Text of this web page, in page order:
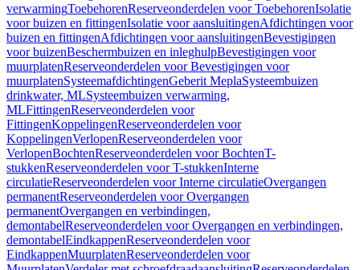
verwarmingToebehorenReserveonderdelen voor ToebehorenIsolatie
voor buizen en fittingenIsolatie voor aansluitingenAfdichtingen voor
buizen en fittingenAfdichtingen voor aansluitingenBevestigingen
voor buizenBeschermbuizen en inleghulpBevestigingen voor
muurplatenReserveonderdelen voor Bevestigingen voor
muurplatenSysteemafdichtingenGeberit MeplaSysteembuizen
drinkwater, MLSysteembuizen verwarming,
MLFittingenReserveonderdelen voor
FittingenKoppelingenReserveonderdelen voor
KoppelingenVerlopenReserveonderdelen voor
VerlopenBochtenReserveonderdelen voor BochtenT-
stukkenReserveonderdelen voor T-stukkenInterne
circulatieReserveonderdelen voor Interne circulatieOvergangen
permanentReserveonderdelen voor Overgangen
permanentOvergangen en verbindingen,
demontabelReserveonderdelen voor Overgangen en verbindingen,
demontabelEindkappenReserveonderdelen voor
EindkappenMuurplatenReserveonderdelen voor